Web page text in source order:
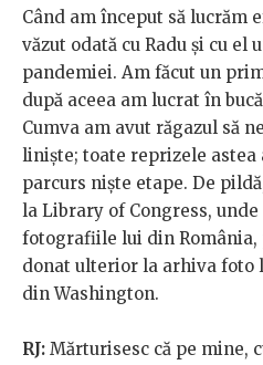
Când am început să lucrăm
văzut odată cu Radu și cu el
pandemiei. Am făcut un
după aceea am lucrat în
Cumva am avut răgazul să
liniște; toate reprizele astea
parcurs niște etape. De
la Library of Congress,
fotografiile lui din România,
donat ulterior la arhiva foto
din Washington.
RJ: Mărturisesc că pe mine,